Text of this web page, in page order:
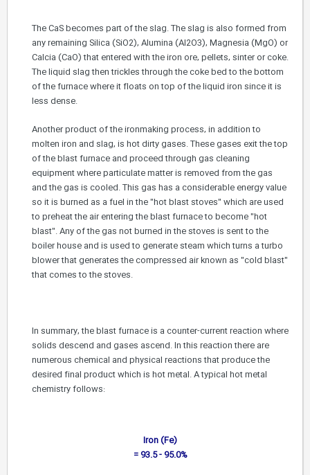
The CaS becomes part of the slag. The slag is also formed from
any remaining Silica (SiO2), Alumina (Al2O3), Magnesia (MgO) or
Calcia (CaO) that entered with the iron ore, pellets, sinter or coke.
The liquid slag then trickles through the coke bed to the bottom
of the furnace where it floats on top of the liquid iron since it is
less dense.
Another product of the ironmaking process, in addition to
molten iron and slag, is hot dirty gases. These gases exit the top
of the blast furnace and proceed through gas cleaning
equipment where particulate matter is removed from the gas
and the gas is cooled. This gas has a considerable energy value
so it is burned as a fuel in the "hot blast stoves" which are used
to preheat the air entering the blast furnace to become "hot
blast". Any of the gas not burned in the stoves is sent to the
boiler house and is used to generate steam which turns a turbo
blower that generates the compressed air known as "cold blast"
that comes to the stoves.
In summary, the blast furnace is a counter-current reaction where
solids descend and gases ascend. In this reaction there are
numerous chemical and physical reactions that produce the
desired final product which is hot metal. A typical hot metal
chemistry follows:
Iron (Fe)
= 93.5 - 95.0%